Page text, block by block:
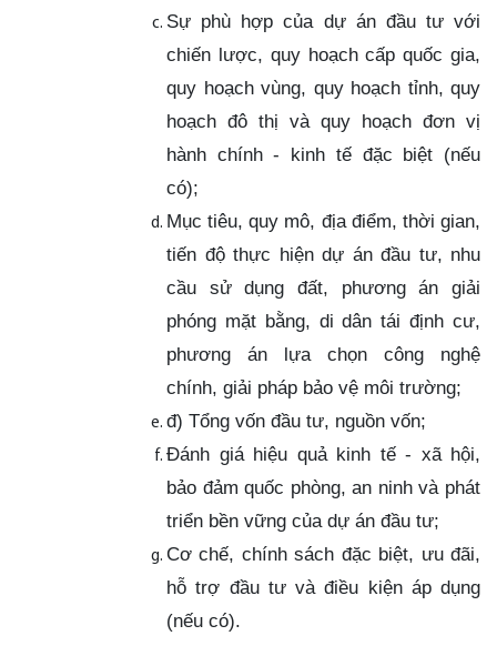
Sự phù hợp của dự án đầu tư với
chiến lược, quy hoạch cấp quốc gia,
quy hoạch vùng, quy hoạch tỉnh, quy
hoạch đô thị và quy hoạch đơn vị
hành chính - kinh tế đặc biệt (nếu
có);
Mục tiêu, quy mô, địa điểm, thời gian,
tiến độ thực hiện dự án đầu tư, nhu
cầu sử dụng đất, phương án giải
phóng mặt bằng, di dân tái định cư,
phương án lựa chọn công nghệ
chính, giải pháp bảo vệ môi trường;
đ) Tổng vốn đầu tư, nguồn vốn;
Đánh giá hiệu quả kinh tế - xã hội,
bảo đảm quốc phòng, an ninh và phát
triển bền vững của dự án đầu tư;
Cơ chế, chính sách đặc biệt, ưu đãi,
hỗ trợ đầu tư và điều kiện áp dụng
(nếu có).